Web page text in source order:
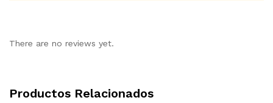
There are no reviews yet.
Productos Relacionados